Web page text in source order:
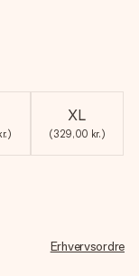
XL
(329,00 kr.)
Erhvervsordre